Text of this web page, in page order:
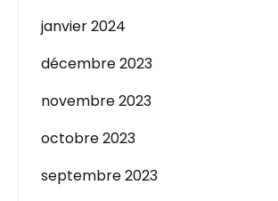
janvier 2024
décembre 2023
novembre 2023
octobre 2023
septembre 2023